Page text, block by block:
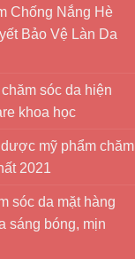
Chống Nắng Hè
Bảo Vệ Làn Da
sóc da hiện
khoa học
mỹ phẩm chăm
2021
sóc da mặt hàng
sáng bóng, mịn